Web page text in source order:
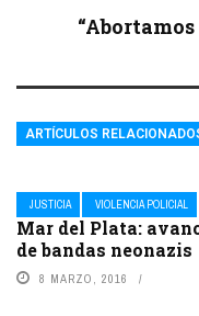
ARTÍCULOS
JUSTICIA VIOLENCIA POLICIAL
Mar del Plata:
de bandas neonazis
8 MARZO, 2016